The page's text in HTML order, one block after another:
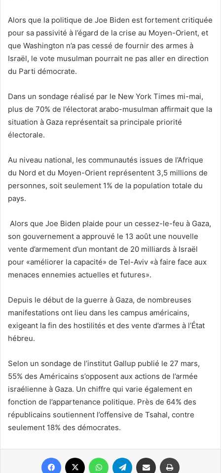
Alors que la politique de Joe Biden est fortement critiquée
pour sa passivité à l’égard de la crise au Moyen-Orient, et
que Washington n’a pas cessé de fournir des armes à
Israël, le vote musulman pourrait ne pas aller en direction
du Parti démocrate.
Dans un sondage réalisé par le New York Times mi-mai,
plus de 70% de l’électorat arabo-musulman affirmait que la
situation à Gaza représentait sa principale priorité
électorale.
Au niveau national, les communautés issues de l’Afrique
du Nord et du Moyen-Orient représentent 3,5 millions de
personnes, soit seulement 1% de la population totale du
pays.
Alors que Joe Biden plaide pour un cessez-le-feu à Gaza,
son gouvernement a approuvé le 13 août une nouvelle
vente d’armement d’un montant de 20 milliards à Israël
pour «améliorer la capacité» de Tel-Aviv «à faire face aux
menaces ennemies actuelles et futures».
Depuis le début de la guerre à Gaza, de nombreuses
manifestations ont lieu dans les campus américains,
exigeant la fin des hostilités et des vente d’armes à l’État
hébreu.
Selon un sondage de l’institut Gallup publié le 27 mars,
55% des Américains s’opposent aux actions de l’armée
israélienne à Gaza. Un chiffre qui varie également en
fonction de l’appartenance politique. Près de 64% des
républicains soutiennent l’offensive de Tsahal, contre
seulement 18% des démocrates.
Facebook WhatsAppTelegram Partager par email